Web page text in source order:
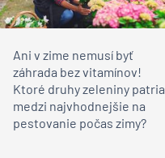
Ani v zime nemusí byť
záhrada bez vitamínov!
Ktoré druhy zeleniny patria
medzi najvhodnejšie na
pestovanie počas zimy?